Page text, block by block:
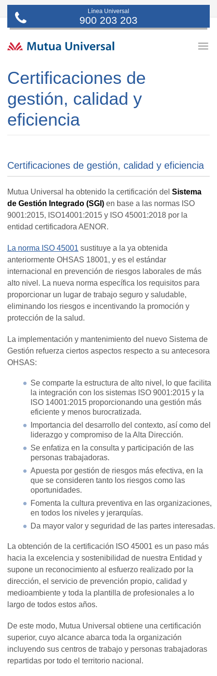
Línea Universal
900 203 203
Certificaciones de
gestión, calidad y
eficiencia
Certificaciones de gestión, calidad y eficiencia
Mutua Universal ha obtenido la certificación del Sistema
de Gestión Integrado (SGI) en base a las normas ISO
9001:2015, ISO14001:2015 y ISO 45001:2018 por la
entidad certificadora AENOR.
La norma ISO 45001 sustituye a la ya obtenida
anteriormente OHSAS 18001, y es el estándar
internacional en prevención de riesgos laborales de más
alto nivel. La nueva norma específica los requisitos para
proporcionar un lugar de trabajo seguro y saludable,
eliminando los riesgos e incentivando la promoción y
protección de la salud.
La implementación y mantenimiento del nuevo Sistema de
Gestión refuerza ciertos aspectos respecto a su antecesora
OHSAS:
Se comparte la estructura de alto nivel, lo que facilita
la integración con los sistemas ISO 9001:2015 y la
ISO 14001:2015 proporcionando una gestión más
eficiente y menos burocratizada.
Importancia del desarrollo del contexto, así como del
liderazgo y compromiso de la Alta Dirección.
Se enfatiza en la consulta y participación de las
personas trabajadoras.
Apuesta por gestión de riesgos más efectiva, en la
que se consideren tanto los riesgos como las
oportunidades.
Fomenta la cultura preventiva en las organizaciones,
en todos los niveles y jerarquías.
Da mayor valor y seguridad de las partes interesadas.
La obtención de la certificación ISO 45001 es un paso más
hacia la excelencia y sostenibilidad de nuestra Entidad y
supone un reconocimiento al esfuerzo realizado por la
dirección, el servicio de prevención propio, calidad y
medioambiente y toda la plantilla de profesionales a lo
largo de todos estos años.
De este modo, Mutua Universal obtiene una certificación
superior, cuyo alcance abarca toda la organización
incluyendo sus centros de trabajo y personas trabajadoras
repartidas por todo el territorio nacional.